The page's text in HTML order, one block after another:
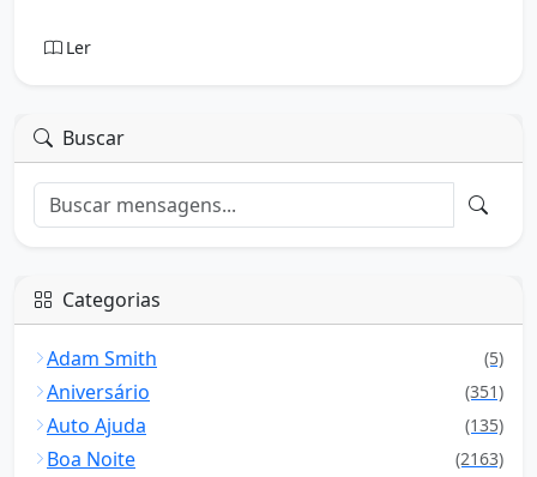
Ler
Buscar
Categorias
Adam Smith (5)
Aniversário (351)
Auto Ajuda (135)
Boa Noite (2163)